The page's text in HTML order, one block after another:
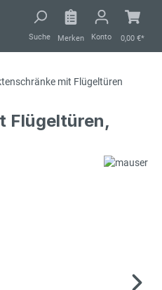
Suche Merken Konto 0,00 €*
mit Flügeltüren
Flügeltüren,